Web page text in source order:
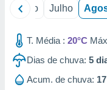
de
1199
Junho Julho
T. Média : 20°C
Dias de chuva: 5
Acum. de chuva: